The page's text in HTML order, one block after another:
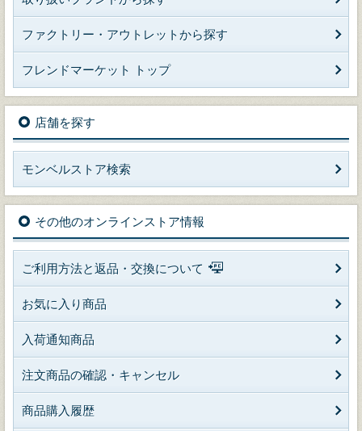
ファクトリー・アウトレットから探す
フレンドマーケット トップ
店舗を探す
モンベルストア検索
その他のオンラインストア情報
ご利用方法と返品・交換について
お気に入り商品
入荷通知商品
注文商品の確認・キャンセル
商品購入履歴